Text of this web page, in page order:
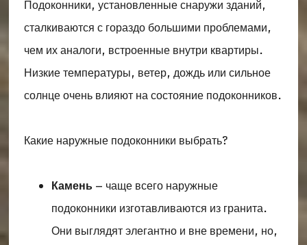
Подоконники, установленные снаружи зданий,
сталкиваются с гораздо большими проблемами,
чем их аналоги, встроенные внутри квартиры.
Низкие температуры, ветер, дождь или сильное
солнце очень влияют на состояние подоконников.
Какие наружные подоконники выбрать?
Камень– чаще всего наружные
подоконники изготавливаются из гранита.
Они выглядят элегантно и вне времени, но,